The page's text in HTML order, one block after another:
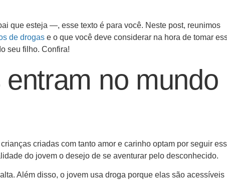
que esteja —, esse texto é para você. Neste post, reunimos
de drogas e o que você deve considerar na hora de tomar
seu filho. Confira!
no mundo
criadas com tanto amor e carinho optam por seguir
do jovem o desejo de se aventurar pelo desconhecido.
Além disso, o jovem usa droga porque elas são acessíveis